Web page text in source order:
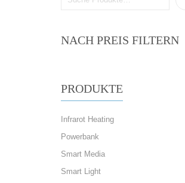
NACH PREIS FILTERN
PRODUKTE
Infrarot Heating
Powerbank
Smart Media
Smart Light